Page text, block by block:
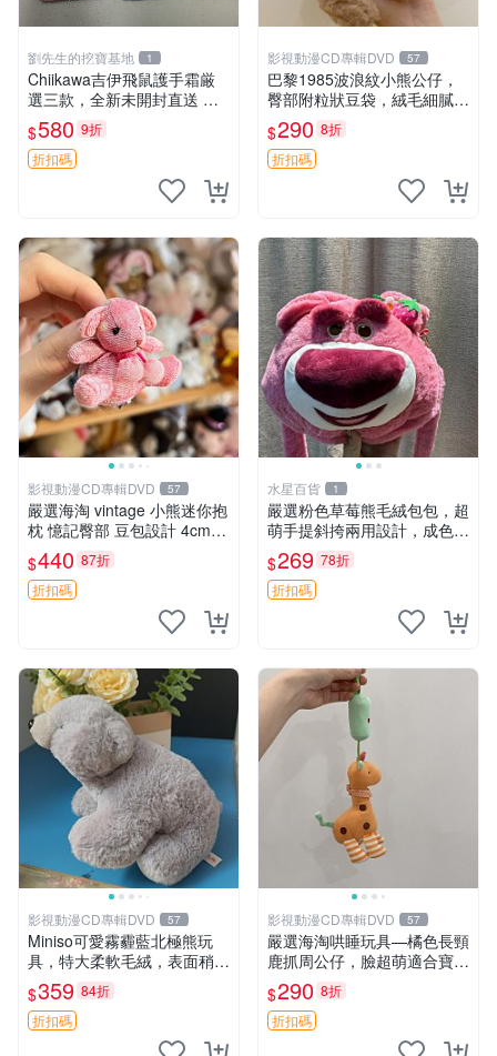
劉先生的挖寶基地 1
Chiikawa吉伊飛鼠護手霜厳
選三款，全新未開封直送 飛
鼠 護手霜 吉伊三款 新貨
$580 9折
折扣碼
影視動漫CD專輯DVD 57
巴黎1985波浪紋小熊公仔，
臀部附粒狀豆袋，絨毛細膩臉
部可愛，中古嚴選推薦 小熊
公仔 豆袋
$290 8折
折扣碼
影視動漫CD專輯DVD 57
嚴選海淘 vintage 小熊迷你抱
枕 憶記臀部 豆包設計 4cm
高 推薦收藏 迷你豆包小熊、
高臀部、豆袋抱枕
$440 87折
折扣碼
水星百貨 1
嚴選粉色草莓熊毛絨包包，超
萌手提斜挎兩用設計，成色上
佳容量大 粉紅草莓 毛絨包 超
大容量
$269 78折
折扣碼
影視動漫CD專輯DVD 57
Miniso可愛霧霾藍北極熊玩
具，特大柔軟毛絨，表面稍有
使用痕跡，適合居家擺放 23
CM 毛絨玩具 北極熊 魯班熊
$359 84折
折扣碼
影視動漫CD專輯DVD 57
嚴選海淘哄睡玩具—橘色長頸
鹿抓周公仔，臉超萌適合寶寶
陪伴，中古略有使用痕跡 橘
色 長頸鹿 抓周
$290 8折
折扣碼